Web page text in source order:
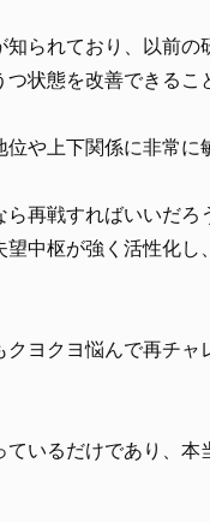
られており、以前の
状態を改善できるこ
や上下関係に非常に
再戦すればいいだろ
中枢が強く活性化し
ヨクヨ悩んで再チャ
いるだけであり、本